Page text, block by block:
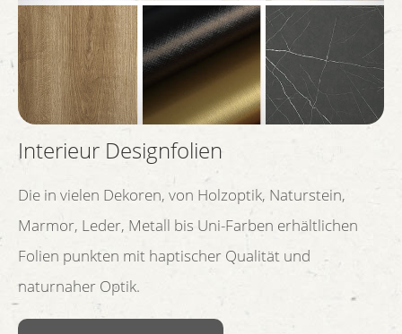
Interieur Designfolien
Die in vielen Dekoren, von Holzoptik, Naturstein,
Marmor, Leder, Metall bis Uni-Farben erhältlichen
Folien punkten mit haptischer Qualität und
naturnaher Optik.